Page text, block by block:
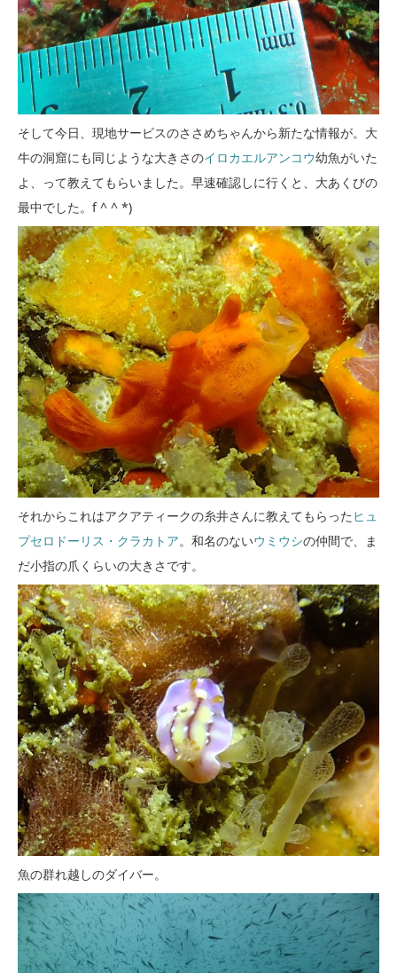
そして今日、現地サービスのささめちゃんから新たな情報が。大
牛の洞窟にも同じような大きさのイロカエルアンコウ幼魚がいた
よ、って教えてもらいました。早速確認しに行くと、大あくびの
最中でした。f ^ ^ *)
それからこれはアクアティークの糸井さんに教えてもらった ヒュ
プセロドーリス・クラカトア。和名のないウミウシの仲間で、ま
だ小指の爪くらいの大きさです。
魚の群れ越しのダイバー。